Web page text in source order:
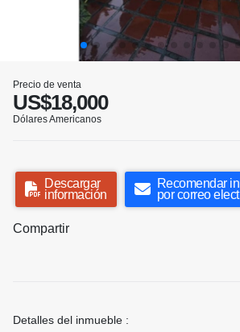
Precio de venta
US$18,000
Dólares Americanos
Descargar
información
Recomendar
por correo
Compartir
Detalles del inmueble :